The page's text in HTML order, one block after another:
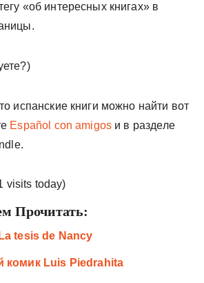
«об интересных книгах» в
испанские книги можно найти вот
Español con amigos и в разделе
visits today)
Прочитать:
tesis de Nancy
комик Luis Piedrahita